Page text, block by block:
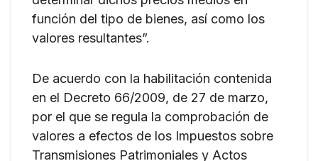
función del tipo de bienes, así como los
valores resultantes”.
De acuerdo con la habilitación contenida
en el Decreto 66/2009, de 27 de marzo,
por el que se regula la comprobación de
valores a efectos de los Impuestos sobre
Transmisiones Patrimoniales y Actos